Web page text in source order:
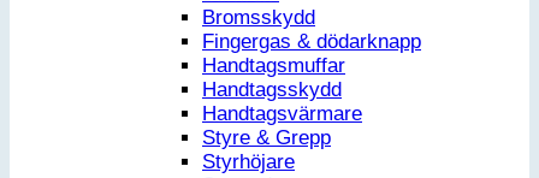
Bromsskydd
Fingergas & dödarknapp
Handtagsmuffar
Handtagsskydd
Handtagsvärmare
Styre & Grepp
Styrhöjare